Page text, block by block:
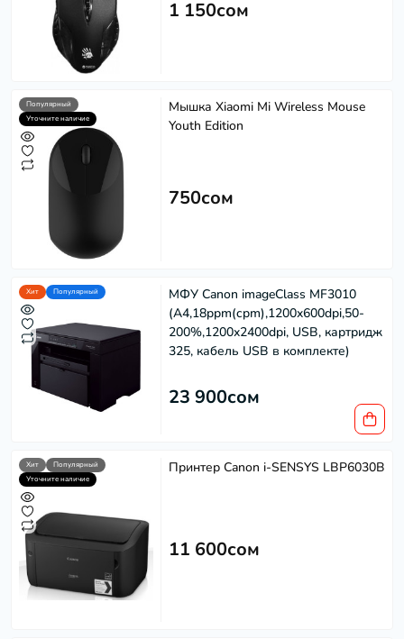
1 150сом
Популярный
Уточните наличие
Мышка Xiaomi Mi Wireless Mouse
Youth Edition
750сом
Хит Популярный
МФУ Canon imageClass MF3010
(A4,18ppm(cpm),1200x600dpi,50-
200%,1200x2400dpi, USB, картридж
325, кабель USB в комплекте)
23 900сом
Хит
Популярный
Уточните наличие
Принтер Canon i-SENSYS LBP6030B
11 600сом